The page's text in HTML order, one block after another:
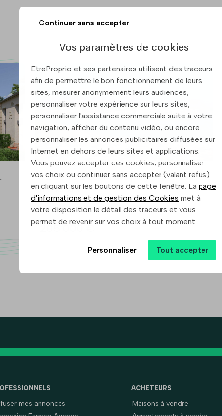
T2 ou T3 à 500m des plages
LE BARCARES
205 000 €
mes annonces
ACHETEURS
Maisons à vendre
Continuer sans accepter
Vos paramètres de cookies
EtreProprio et ses partenaires utilisent des traceurs
afin de permettre le bon fonctionnement de leurs
sites, mesurer anonymement leurs audiences,
personnaliser votre expérience sur leurs sites,
personnaliser l'assistance commerciale suite à votre
navigation, afficher du contenu vidéo, ou encore
personnaliser les annonces publicitaires diffusées sur
Internet en dehors de leurs sites et applications.
Vous pouvez accepter ces cookies, personnaliser
vos choix ou continuer sans accepter (valant refus)
en cliquant sur les boutons de cette fenêtre. La page
d'informations et de gestion des Cookies met à
votre disposition le détail des traceurs et vous
permet de revenir sur vos choix à tout moment.
Personnaliser Tout accepter